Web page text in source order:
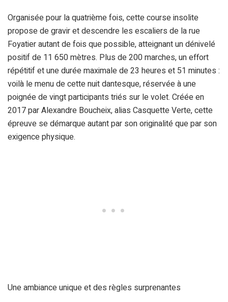
Organisée pour la quatrième fois, cette course insolite
propose de gravir et descendre les escaliers de la rue
Foyatier autant de fois que possible, atteignant un dénivelé
positif de 11 650 mètres. Plus de 200 marches, un effort
répétitif et une durée maximale de 23 heures et 51 minutes :
voilà le menu de cette nuit dantesque, réservée à une
poignée de vingt participants triés sur le volet. Créée en
2017 par Alexandre Boucheix, alias Casquette Verte, cette
épreuve se démarque autant par son originalité que par son
exigence physique.
Une ambiance unique et des règles surprenantes